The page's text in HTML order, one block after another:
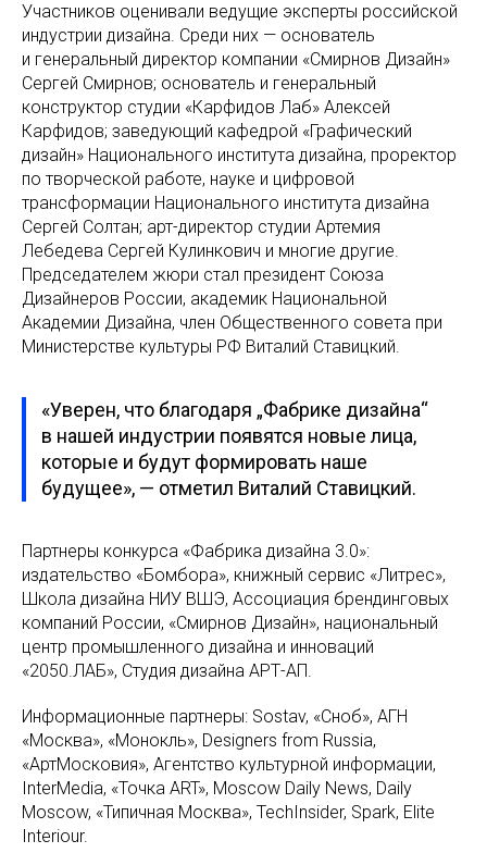
Участников оценивали ведущие эксперты российской
индустрии дизайна. Среди них — основатель
и генеральный директор компании «Смирнов Дизайн»
Сергей Смирнов; основатель и генеральный
конструктор студии «Карфидов Лаб» Алексей
Карфидов; заведующий кафедрой «Графический
дизайн» Национального института дизайна, проректор
по творческой работе, науке и цифровой
трансформации Национального института дизайна
Сергей Солтан; арт-директор студии Артемия
Лебедева Сергей Кулинкович и многие другие.
Председателем жюри стал президент Союза
Дизайнеров России, академик Национальной
Академии Дизайна, член Общественного совета при
Министерстве культуры РФ Виталий Ставицкий.
«Уверен, что благодаря „Фабрике дизайна“
в нашей индустрии появятся новые лица,
которые и будут формировать наше
будущее», — отметил Виталий Ставицкий.
Партнеры конкурса «Фабрика дизайна 3.0»:
издательство «Бомбора», книжный сервис «Литрес»,
Школа дизайна НИУ ВШЭ, Ассоциация брендинговых
компаний России, «Смирнов Дизайн», национальный
центр промышленного дизайна и инноваций
«2050.ЛАБ», Студия дизайна АРТ-АП.
Информационные партнеры: Sostav, «Сноб», АГН
«Москва», «Монокль», Designers from Russia,
«АртМосковия», Агентство культурной информации,
InterMedia, «Точка ART», Moscow Daily News, Daily
Moscow, «Типичная Москва», TechInsider, Spark, Elite
Interiour.